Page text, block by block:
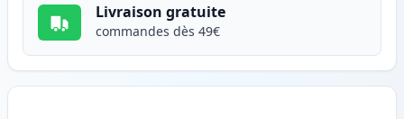
Livraison gratuite
commandes dès 49€